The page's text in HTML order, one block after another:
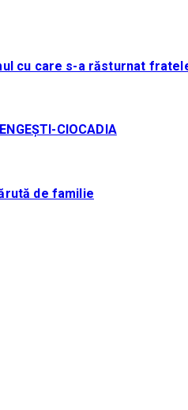
cu care s-a răsturnat
CIOCADIA
de familie